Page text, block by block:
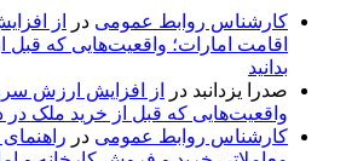
کارشناس روابط عمومی در
از
اقامت امارات؛ واقعیت‌هایی که قبل
بدانید
صدرا یزدانبد در
از افزایش ارزش
واقعیت‌هایی که قبل از خرید ملک در
کارشناس روابط عمومی در